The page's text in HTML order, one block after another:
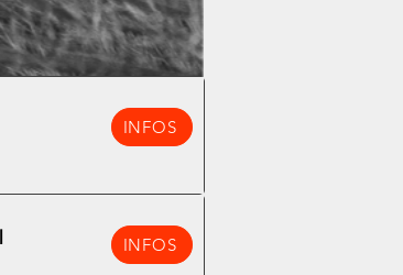
INFOS
INFOS